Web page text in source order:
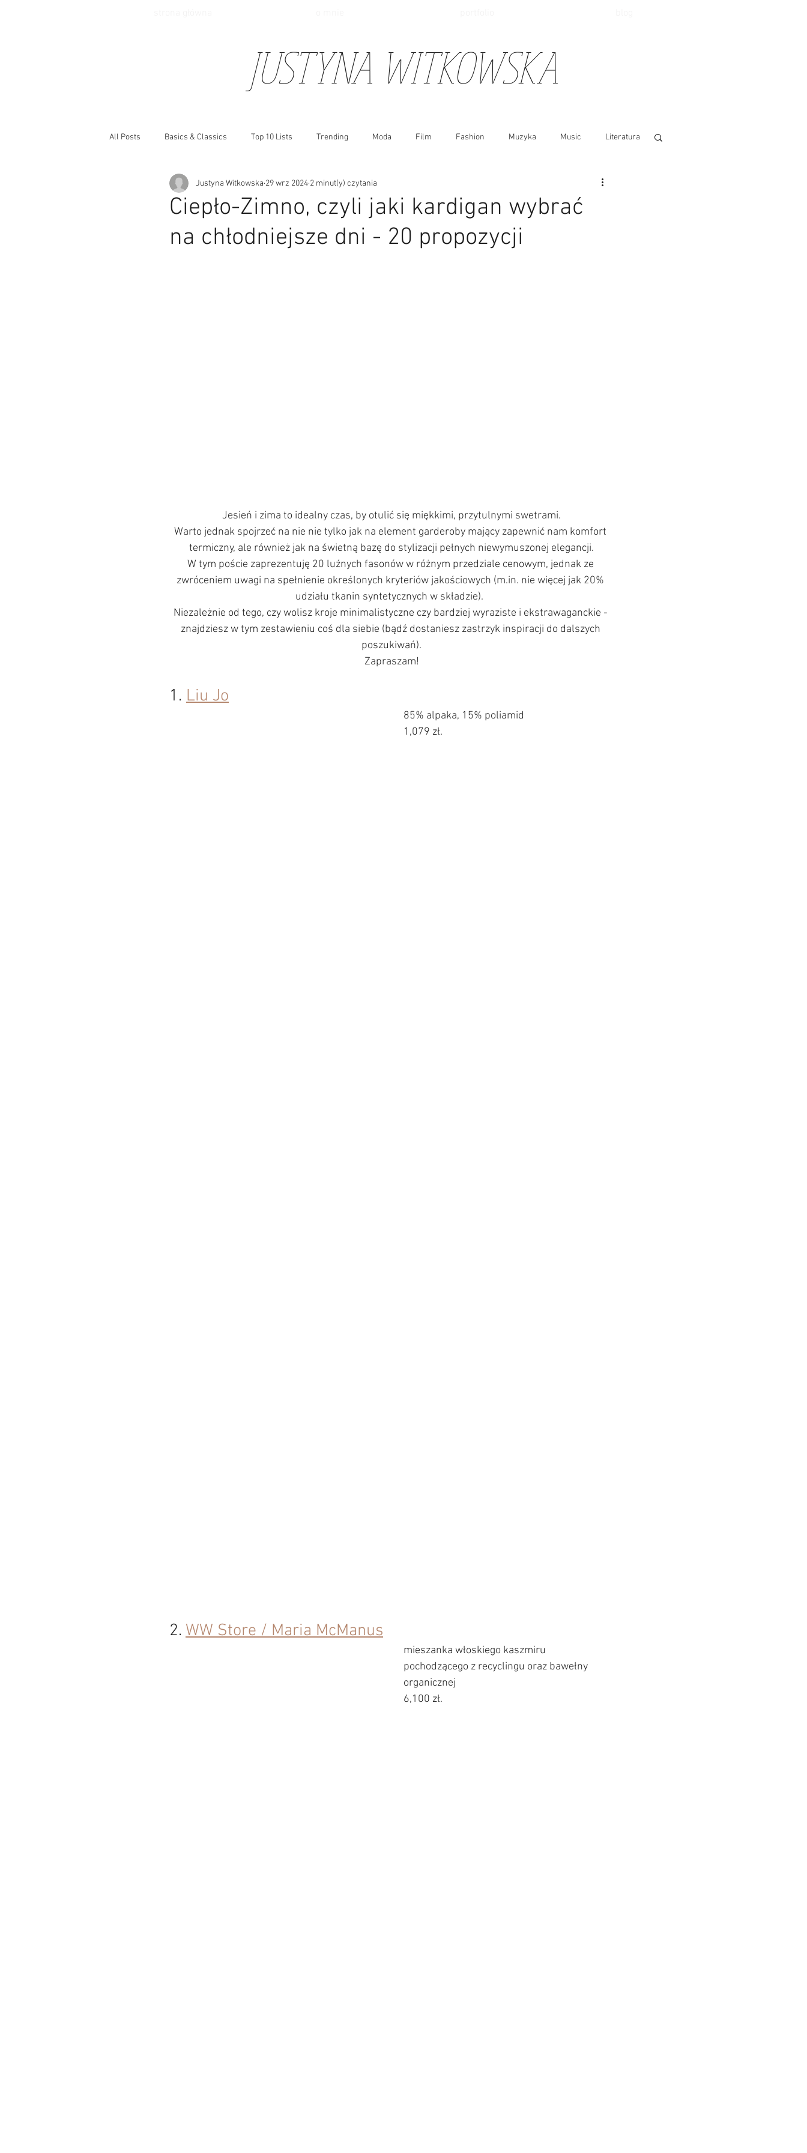
JUSTYNA WITKOWSKA
All Posts Basics & Classics Top 10 Lists Trending Moda Film Fashion Muzyka Music Literatura
Biżuteria Jewelry jesień/zima fall/winter
Ciepło-Zimno, czyli jaki kardigan wybrać
na chłodniejsze dni - 20 propozycji
Justyna Witkowska 29 wrz 2024 2 minut(y) czytania
Jesień i zima to idealny czas, by otulić się miękkimi, przytulnymi swetrami.
Warto jednak spojrzeć na nie nie tylko jak na element garderoby mający zapewnić nam komfort
termiczny, ale również jak na świetną bazę do stylizacji pełnych niewymuszonej elegancji.
W tym poście zaprezentuję 20 luźnych fasonów w różnym przedziale cenowym, jednak ze
zwróceniem uwagi na spełnienie określonych kryteriów jakościowych (m.in. nie więcej jak 20%
udziału tkanin syntetycznych w składzie).
Niezależnie od tego, czy wolisz kroje minimalistyczne czy bardziej wyraziste i ekstrawaganckie -
znajdziesz w tym zestawieniu coś dla siebie (bądź dostaniesz zastrzyk inspiracji do dalszych
poszukiwań).
Zapraszam!
1. Liu Jo
85% alpaka, 15% poliamid
1,079 zł.
2. WW Store / Maria McManus
mieszanka włoskiego kaszmiru
pochodzącego z recyclingu oraz bawełny
organicznej
6,100 zł.